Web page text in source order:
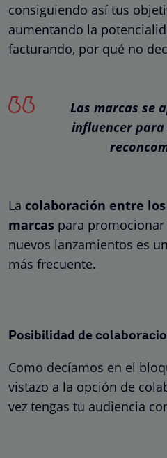
consiguiendo así tus
aumentando la
facturando, por qué no
Las marcas se
influencer
La colaboración entre
marcas para
nuevos lanzamientos es
más frecuente.
Posibilidad de
Como decíamos en el
vistazo a la opción de
vez tengas tu audiencia